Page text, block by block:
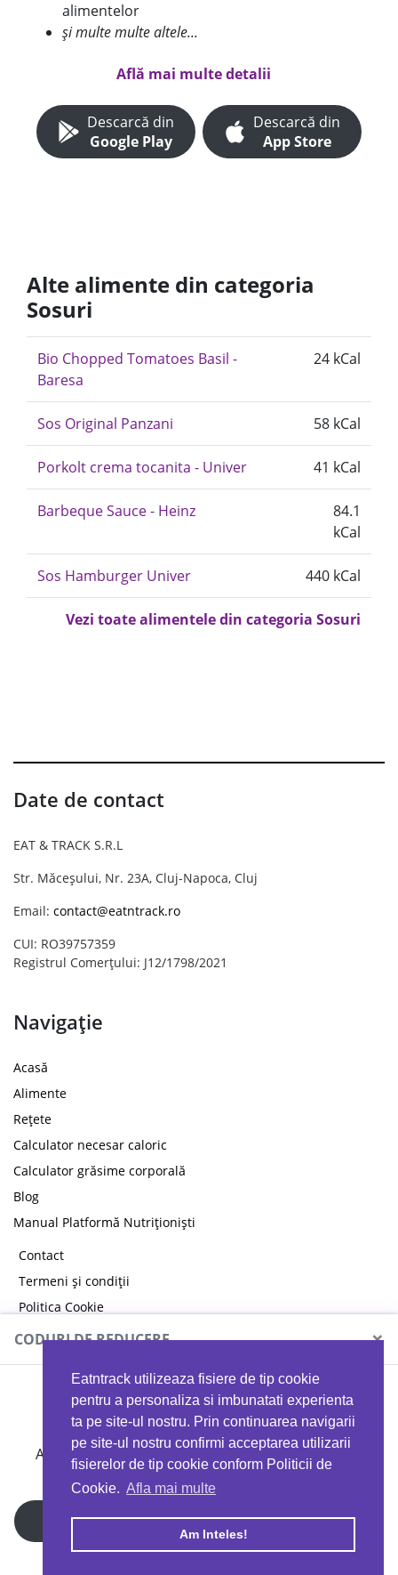
Eatntrack utilizeaza fisiere de tip cookie
pentru a personaliza si imbunatati experienta
ta pe site-ul nostru. Prin continuarea navigarii
pe site-ul nostru confirmi acceptarea utilizarii
fisierelor de tip cookie conform Politicii de
Cookie. Afla mai multe
Am Inteles!
alimentelor
și multe multe altele...
Află mai multe detalii
Descarcă din
Google Play
Descarcă din
App Store
Alte alimente din categoria
Sosuri
Bio Chopped Tomatoes Basil -
Baresa
24 kCal
Sos Original Panzani 58 kCal
Porkolt crema tocanita - Univer 41 kCal
Barbeque Sauce - Heinz
84.1
kCal
Sos Hamburger Univer 440 kCal
Vezi toate alimentele din categoria Sosuri
Date de contact
EAT & TRACK S.R.L
Str. Măceșului, Nr. 23A, Cluj-Napoca, Cluj
Email: contact@eatntrack.ro
CUI: RO39757359
Registrul Comerțului: J12/1798/2021
Navigație
Acasă
Alimente
Rețete
Calculator necesar caloric
Calculator grăsime corporală
Blog
Manual Platformă Nutriționiști
Contact
Termeni și condiții
Politica Cookie
Politica de confidențialitate
Copyright © 2026 EAT & TRACK S.R.L
CODURI DE REDUCERE ×
MYPROTEIN
Ai 40%reducere la orice comandă folosind codul
EATTRACK
Profită acum